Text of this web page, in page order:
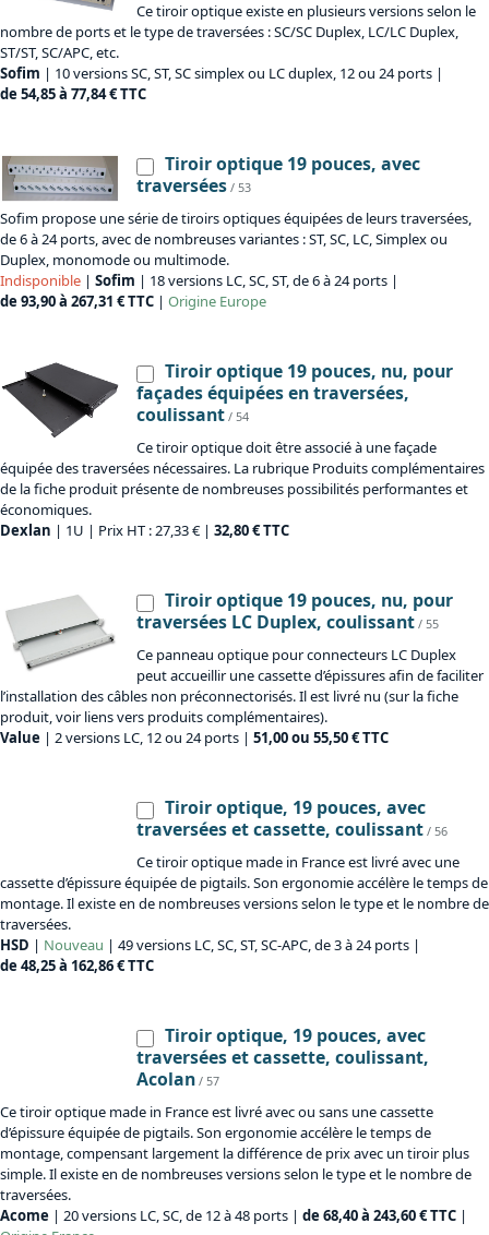
Ce tiroir optique existe en plusieurs versions selon le
nombre de ports et le type de traversées : SC/SC Duplex, LC/LC Duplex,
ST/ST, SC/APC, etc.
Sofim | 10 versions SC, ST, SC simplex ou LC duplex, 12 ou 24 ports |
de 54,85 à 77,84 € TTC
Tiroir optique 19 pouces, avec
traversées / 53
Sofim propose une série de tiroirs optiques équipées de leurs traversées,
de 6 à 24 ports, avec de nombreuses variantes : ST, SC, LC, Simplex ou
Duplex, monomode ou multimode.
Indisponible | Sofim | 18 versions LC, SC, ST, de 6 à 24 ports |
de 93,90 à 267,31 € TTC | Origine Europe
Tiroir optique 19 pouces, nu, pour
façades équipées en traversées,
coulissant / 54
Ce tiroir optique doit être associé à une façade
équipée des traversées nécessaires. La rubrique Produits complémentaires
de la fiche produit présente de nombreuses possibilités performantes et
économiques.
Dexlan | 1U | Prix HT : 27,33 € | 32,80 € TTC
Tiroir optique 19 pouces, nu, pour
traversées LC Duplex, coulissant / 55
Ce panneau optique pour connecteurs LC Duplex
peut accueillir une cassette d’épissures afin de faciliter
l’installation des câbles non préconnectorisés. Il est livré nu (sur la fiche
produit, voir liens vers produits complémentaires).
Value | 2 versions LC, 12 ou 24 ports | 51,00 ou 55,50 € TTC
Tiroir optique, 19 pouces, avec
traversées et cassette, coulissant / 56
Ce tiroir optique made in France est livré avec une
cassette d’épissure équipée de pigtails. Son ergonomie accélère le temps de
montage. Il existe en de nombreuses versions selon le type et le nombre de
traversées.
HSD | Nouveau | 49 versions LC, SC, ST, SC-APC, de 3 à 24 ports |
de 48,25 à 162,86 € TTC
Tiroir optique, 19 pouces, avec
traversées et cassette, coulissant,
Acolan / 57
Ce tiroir optique made in France est livré avec ou sans une cassette
d’épissure équipée de pigtails. Son ergonomie accélère le temps de
montage, compensant largement la différence de prix avec un tiroir plus
simple. Il existe en de nombreuses versions selon le type et le nombre de
traversées.
Acome | 20 versions LC, SC, de 12 à 48 ports | de 68,40 à 243,60 € TTC |